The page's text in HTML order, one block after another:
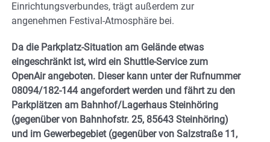
Einrichtungsverbundes, trägt außerdem zur
angenehmen Festival-Atmosphäre bei.
Da die Parkplatz-Situation am Gelände etwas
eingeschränkt ist, wird ein Shuttle-Service zum
OpenAir angeboten. Dieser kann unter der Rufnummer
08094/182-144 angefordert werden und fährt zu den
Parkplätzen am Bahnhof/Lagerhaus Steinhöring
(gegenüber von Bahnhofstr. 25, 85643 Steinhöring)
und im Gewerbegebiet (gegenüber von Salzstraße 11,